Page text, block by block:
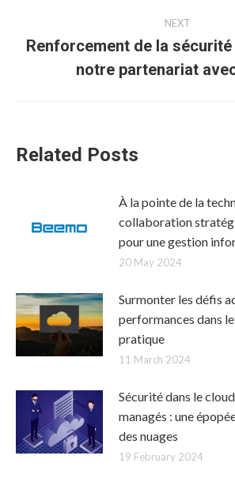
NEXT
post:
Renforcement de la
notre partenariat
Related Posts
À la pointe de la
collaboration
pour une gestion
20 May 2024
Surmonter les défis
performances dans
pratique
11 March 2024
Sécurité dans le
managés : une
des nuages
19 February 2024